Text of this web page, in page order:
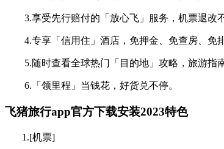
3.享受先行赔付的「放心飞」服务，机票退改不
4.专享「信用住」酒店，免押金、免查房、免排
5.随时查看全球热门「目的地」攻略，旅游指
6.「领里程」当钱花，好货兑不停。
飞猪旅行app官方下载安装2023特色
1.[机票]